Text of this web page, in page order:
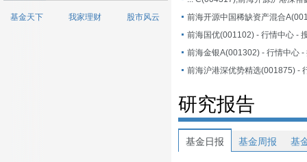
基金天下 我家理财 股市风云
前海国优(001102) - 行情中心 -
前海金银A(001302) - 行情中心 -
研究报告
基金日报 基金周报 基